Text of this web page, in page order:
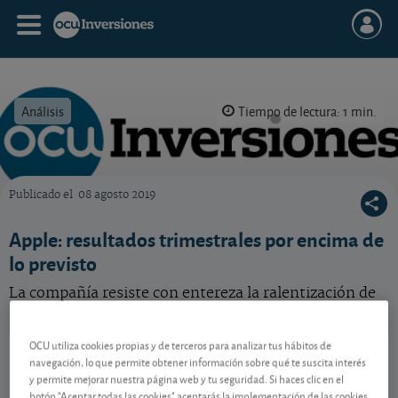
Análisis Tiempo de lectura: 1 min.
Publicado el 08 agosto 2019
Apple: resultados trimestrales por encima de
lo previsto
La compañía resiste con entereza la ralentización de
Apple
US0378331005
07/08/2026 Nasdaq
313,33 USD
0,92 USD (0,29 %)
OCU utiliza cookies propias y de terceros para analizar tus hábitos de
navegación, lo que permite obtener información sobre qué te suscita interés
y permite mejorar nuestra página web y tu seguridad. Si haces clic en el